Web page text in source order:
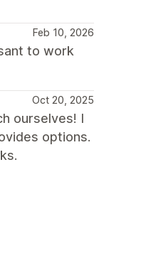
Feb 10, 2026
to work
Oct 20, 2025
ourselves! I
options.